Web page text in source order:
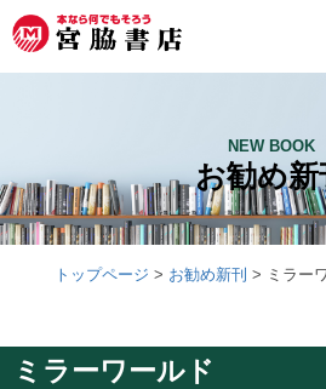
NEW BOOK
お勧め新
トップページ お勧め新刊 ミラー
ミラーワールド